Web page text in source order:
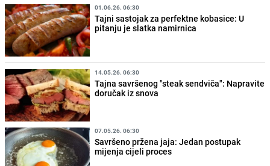
01.06.26. 06:30
Tajni sastojak za perfektne kobasice: U
pitanju je slatka namirnica
14.05.26. 06:30
Tajna savršenog "steak sendviča": Napravite
doručak iz snova
07.05.26. 06:30
Savršeno pržena jaja: Jedan postupak
mijenja cijeli proces